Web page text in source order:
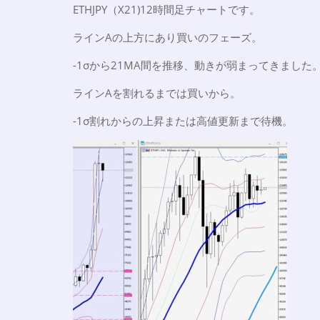
ETHJPY（X21)12時間足チャートです。
ラインAの上方にあり買いのフェーズ。
-1σから21MA間を推移、動きが弱まってきました
ラインAを割れるまでは買いから。
-1σ割れからの上昇または高値更新まで待機。